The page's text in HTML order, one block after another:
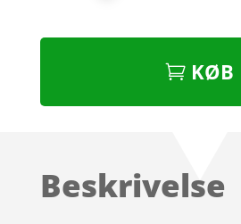
KØB
Beskrivelse